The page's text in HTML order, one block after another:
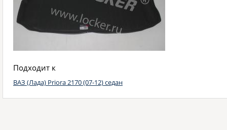
Подходит к
ВАЗ (Лада) Priora 2170 (07-12) седан